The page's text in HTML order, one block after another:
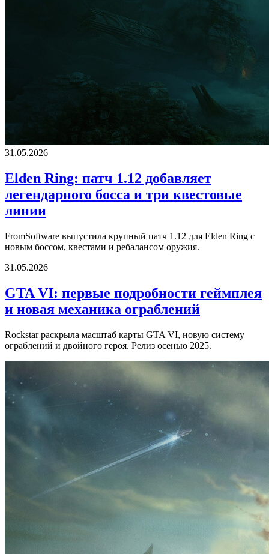
31.05.2026
Elden Ring: патч 1.12 добавляет
легендарного босса и три квестовые
линии
FromSoftware выпустила крупный патч 1.12 для Elden Ring с
новым боссом, квестами и ребалансом оружия.
31.05.2026
GTA VI: первые подробности геймплея
и новая механика ограблений
Rockstar раскрыла масштаб карты GTA VI, новую систему
ограблений и двойного героя. Релиз осенью 2025.